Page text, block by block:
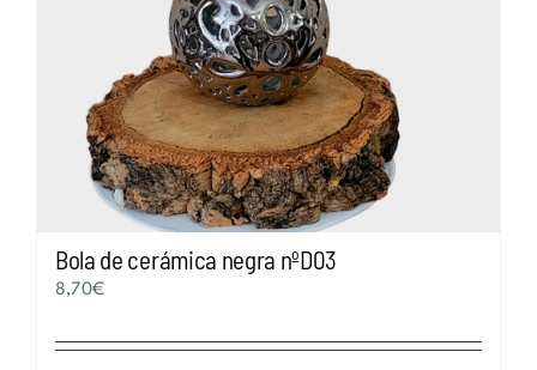
Bola de cerámica negra nºD03
8,70€